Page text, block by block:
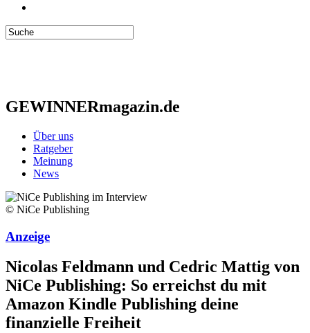
GEWINNERmagazin.de
Über uns
Ratgeber
Meinung
News
© NiCe Publishing
Anzeige
Nicolas Feldmann und Cedric Mattig von
NiCe Publishing: So erreichst du mit
Amazon Kindle Publishing deine
finanzielle Freiheit